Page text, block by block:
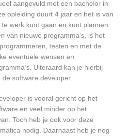
aangevuld met een bachelor in
opleiding duurt 4 jaar en het is van
werk kunt gaan en kunt plannen.
van nieuwe programma’s, is het
testen en met de
eventuele wensen en
Uiteraard kan je hierbij
software developer.
is vooral gericht op het
en veel minder op het
Toch heb je ook voor deze
nodig. Daarnaast heb je nog